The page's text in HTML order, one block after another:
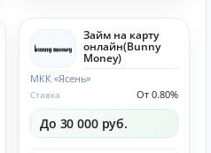
Займ на карту
онлайн(Bunny
Money)
МКК «Ясень»
От 0.80%
Ставка
До 30 000 руб.